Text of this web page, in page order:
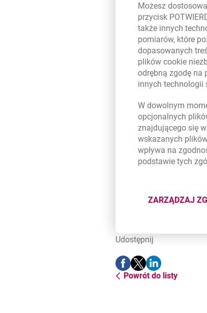
Millennium Leasing
przedsiębiorców co do
trzeba rozmawiać o
zaangażować swoje
niższe, a efekt poprawy
W ramach
uproszczoną
stałe, przewidywalne
możliwość
minimalny udział
konieczności
Udostępnij
Udostępnij-
otwiera się w nowej karcie
Udostępnij
otwiera się w nowej
Udostępnij
otwiera się w
Powrót do listy
Możesz
przycisk
także innych
pomiarów, które
dopasowanych
plikówcookie
odrębną zgodę
innych technologii
W dowolnym
opcjonalnych
znajdującego się
wskazanych
wpływa na
podstawie tych
ZARZĄDZAJ